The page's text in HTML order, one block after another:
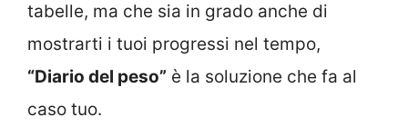
tabelle, ma che sia in grado anche di
mostrarti i tuoi progressi nel tempo,
“Diario del peso” è la soluzione che fa al
caso tuo.